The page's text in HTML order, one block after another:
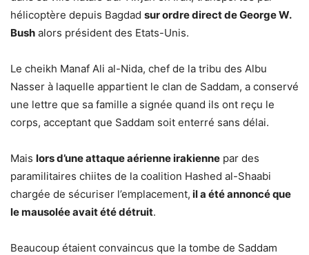
hélicoptère depuis Bagdad sur ordre direct de George W.
Bush alors président des Etats-Unis.
Le cheikh Manaf Ali al-Nida, chef de la tribu des Albu
Nasser à laquelle appartient le clan de Saddam, a conservé
une lettre que sa famille a signée quand ils ont reçu le
corps, acceptant que Saddam soit enterré sans délai.
Mais lors d’une attaque aérienne irakienne par des
paramilitaires chiites de la coalition Hashed al-Shaabi
chargée de sécuriser l’emplacement, il a été annoncé que
le mausolée avait été détruit.
Beaucoup étaient convaincus que la tombe de Saddam